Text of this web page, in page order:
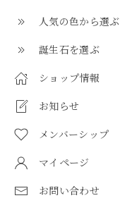
人気の色から選ぶ
誕生石を選ぶ
ショップ情報
お知らせ
メンバーシップ
マイページ
お問い合わせ